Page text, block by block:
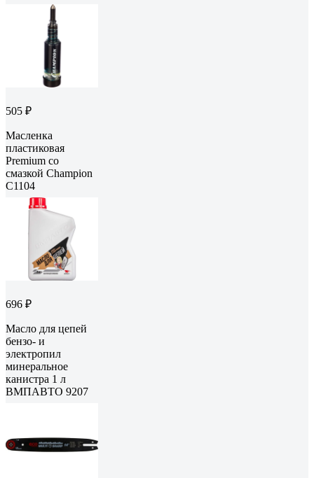
505 ₽
Масленка
пластиковая
Premium со
смазкой Champion
C1104
696 ₽
Масло для цепей
бензо- и
электропил
минеральное
канистра 1 л
ВМПАВТО 9207